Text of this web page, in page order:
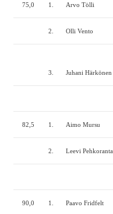
75,0 1. Arvo Tölli
2. Olli Vento
3. Juhani Härkönen
82,5 1. Aimo Mursu
2. Leevi Pehkoranta
90,0 1. Paavo Fridfelt